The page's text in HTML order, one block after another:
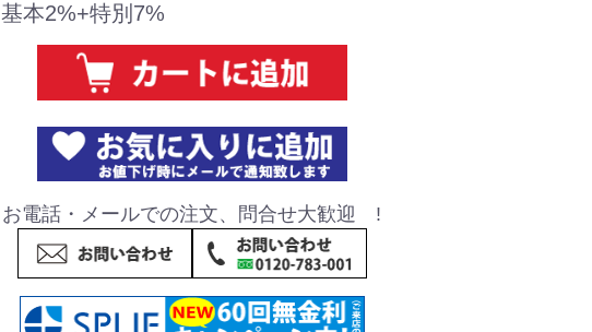
基本2%+特別7%
お電話・メールでの注文、問合せ大歓迎 !